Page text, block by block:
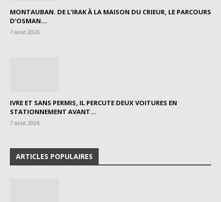
MONTAUBAN. DE L’IRAK À LA MAISON DU CRIEUR, LE PARCOURS
D’OSMAN...
7 août 2026
IVRE ET SANS PERMIS, IL PERCUTE DEUX VOITURES EN
STATIONNEMENT AVANT...
7 août 2026
ARTICLES POPULAIRES